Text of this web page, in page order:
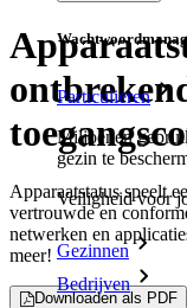
Particulieren
Miljoenen
gezin te
Veiligheid voor
Gezinnen
Bedrijven
Apparaatstatus speelt
vertrouwde en
netwerken en
meer!
Downloaden als PDF